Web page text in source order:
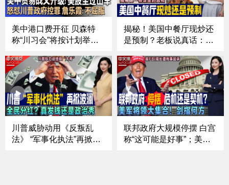
生被起诉《中文正点》25.
10.16
$130《中文正点》25.10.
15
美中港口费开征 贝森特
称“川习会”将按计划举行
股坐“过山车”｜加沙停火
遇挫！以色列因人质遗体
归还问题砍援助｜强硬回
应川普政府指控 詹乐霞
称“不会屈服”《中文正
点》25.10.14
揭秘！美国中餐厅现炒还
是预制？老板说真话：哪
版“预制菜”怎么定义；食
客：五分钟上菜，我就怀
疑是预制；中餐行业的预
制菜该如何区分《中文焦
点》10/16/25
川普威胁动用《反叛乱
法》 “军事化执法”再掀波
联邦政府大规模停摆 白宫
称“这可能是好事”；美军